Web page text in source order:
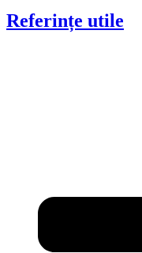
Referințe utile